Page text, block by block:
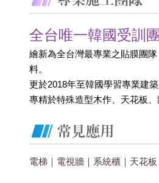
全台唯一韓國受訓
繪新為全台灣最專業之貼膜團
料。
更於2018年至韓國學習專業建
專精於特殊造型木作、天花板、
電梯｜電視牆｜系統櫃｜天花